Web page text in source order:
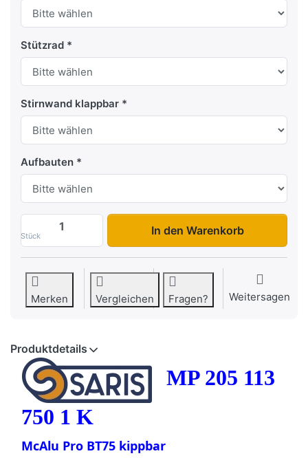
Stützrad
Stirnwand klappbar
Aufbauten
Stück
MP 205 113 750 1 K zu 1.454,96 €,
In den Warenkorb
Merken Vergleichen Fragen? Weitersagen
Produktdetails
MP 205 113
750 1 K
McAlu Pro BT75 kippbar